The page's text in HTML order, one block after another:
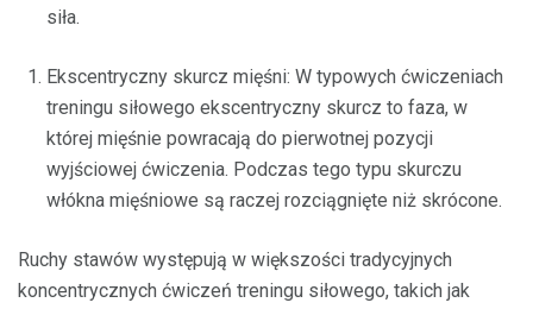
siła.
Ekscentryczny skurcz mięśni: W typowych ćwiczeniach
treningu siłowego ekscentryczny skurcz to faza, w
której mięśnie powracają do pierwotnej pozycji
wyjściowej ćwiczenia. Podczas tego typu skurczu
włókna mięśniowe są raczej rozciągnięte niż skrócone.
Ruchy stawów występują w większości tradycyjnych
koncentrycznych ćwiczeń treningu siłowego, takich jak